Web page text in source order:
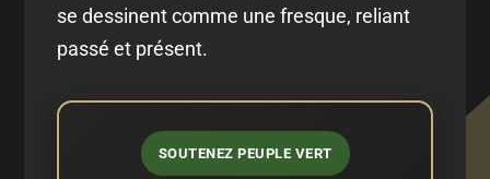
se dessinent comme une fresque, reliant
passé et présent.
SOUTENEZ PEUPLE VERT